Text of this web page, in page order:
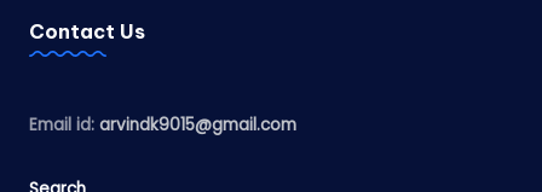
Contact Us
Email id: arvindk9015@gmail.com